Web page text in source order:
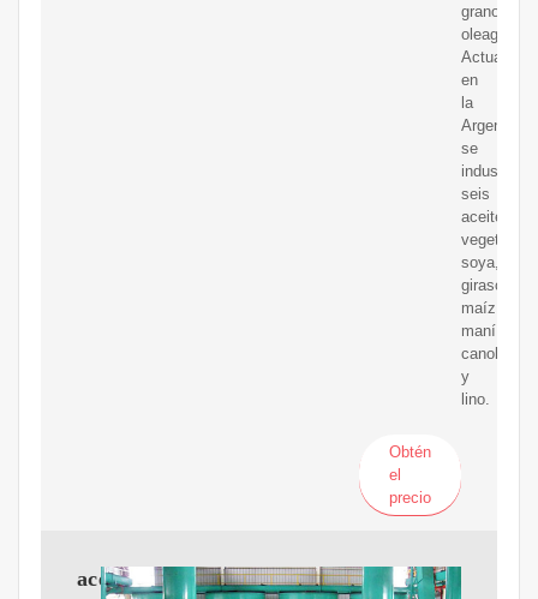
granos
en
la
Argentina
se
seis
aceites
vegetales:
soya,
girasol,
maíz,
maní,
canola
y
lino.
Obtén
el
precio
aceites